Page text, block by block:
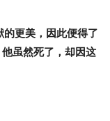
更美，因此便得了
虽然死了，却因这